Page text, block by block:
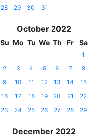
28
29 30 31
October 2022
Su Mo Tu We Th Fr Sa
1
2
3 4 5 6 7
8
9
10 11 12 13 14
15
16
17 18 19 20 21
22
23
24 25 26 27 28 29
December 2022